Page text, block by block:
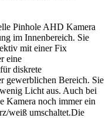
Pinhole AHD Kamera
im Innenbereich. Sie
mit einer Fix
eine
diskrete
gewerblichen Bereich. Sie
Licht aus. Auch bei
Kamera noch immer ein
weiß umschaltet.Die